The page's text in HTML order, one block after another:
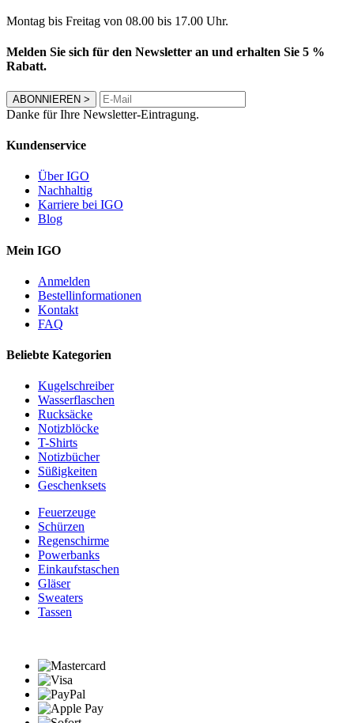
Montag bis Freitag von 08.00 bis 17.00 Uhr.
Melden Sie sich für den Newsletter an und erhalten Sie 5 %
Rabatt.
ABONNIEREN >
Danke für Ihre Newsletter-Eintragung.
Kundenservice
Über IGO
Nachhaltig
Karriere bei IGO
Blog
Mein IGO
Anmelden
Bestellinformationen
Kontakt
FAQ
Beliebte Kategorien
Kugelschreiber
Wasserflaschen
Rucksäcke
Notizblöcke
T-Shirts
Notizbücher
Süßigkeiten
Geschenksets
Feuerzeuge
Schürzen
Regenschirme
Powerbanks
Einkaufstaschen
Gläser
Sweaters
Tassen